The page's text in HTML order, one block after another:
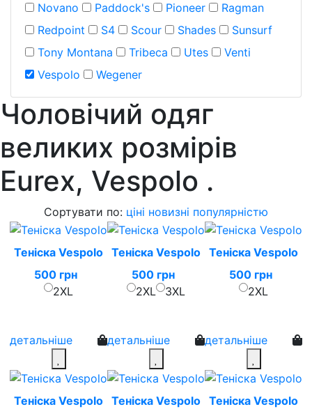
Novano
Paddock's Pioneer
Ragman
Redpoint
S4 Scour Shades
Sunsurf
Tony Montana
Tribeca Utes
Venti
Vespolo
Wegener
Чоловічий одяг
великих розмірів
Eurex, Vespolo .
Сортувати по: ціні новизні популярністю
Теніска Vespolo
500 грн
2XL
детальніше
Теніска Vespolo
500 грн
2XL
3XL
детальніше
Теніска Vespolo
500 грн
2XL
детальніше
Теніска Vespolo Теніска Vespolo Теніска Vespolo